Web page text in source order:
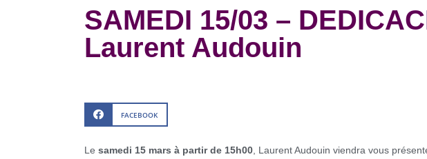
SAMEDI 15/03 –
Laurent Audouin
FACEBOOK
Le samedi 15 mars à partir de 15h00 , Laurent Audouin viendra vous